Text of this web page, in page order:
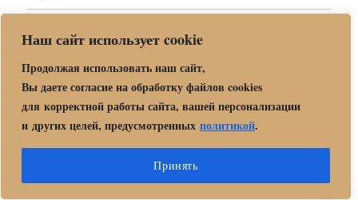
Наш сайт использует cookie
Продолжая использовать наш сайт,
Вы даете согласие на обработку файлов cookies
для корректной работы сайта, вашей персонализации
и других целей, предусмотренных политикой.
Принять
Адреса МФЦ МО
Центр государственных и муниципальных услуг «Мои
документы» в г. о. Орехово-Зуево
Политика обработки и защиты персональных данных в «МБУ
МФЦ Орехово-Зуевского городского округа Московской области»